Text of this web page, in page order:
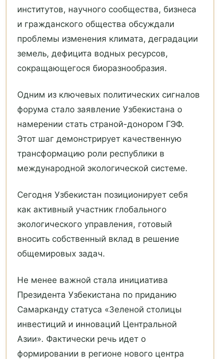
институтов, научного сообщества, бизнеса
и гражданского общества обсуждали
проблемы изменения климата, деградации
земель, дефицита водных ресурсов,
сокращающегося биоразнообразия.
Одним из ключевых политических сигналов
форума стало заявление Узбекистана о
намерении стать страной-донором ГЭФ.
Этот шаг демонстрирует качественную
трансформацию роли республики в
международной экологической системе.
Сегодня Узбекистан позиционирует себя
как активный участник глобального
экологического управления, готовый
вносить собственный вклад в решение
общемировых задач.
Не менее важной стала инициатива
Президента Узбекистана по приданию
Самарканду статуса «Зеленой столицы
инвестиций и инноваций Центральной
Азии». Фактически речь идет о
формировании в регионе нового центра